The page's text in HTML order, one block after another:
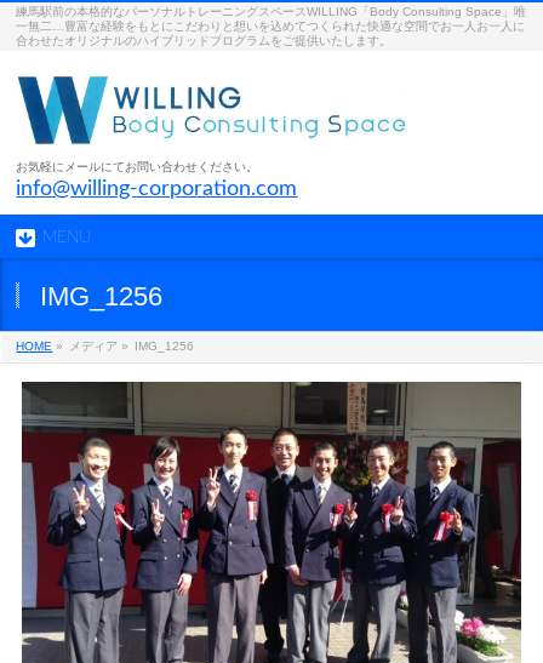
練馬駅前の本格的なパーソナルトレーニングスペースWILLING「Body Consulting Space」唯
一無二…豊富な経験をもとにこだわりと想いを込めてつくられた快適な空間でお一人お一人に
合わせたオリジナルのハイブリッドプログラムをご提供いたします。
お気軽にメールにてお問い合わせください。
info@willing-corporation.com
MENU
IMG_1256
HOME » メディア » IMG_1256